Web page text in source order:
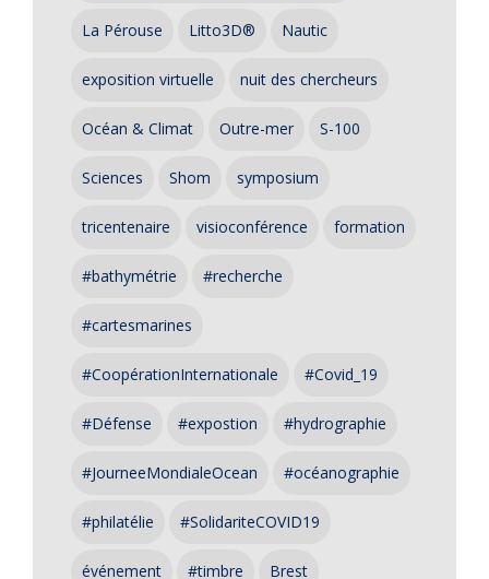
La Pérouse Litto3D® Nautic
exposition virtuelle nuit des chercheurs
Océan & Climat Outre-mer S-100
Sciences Shom symposium
tricentenaire visioconférence formation
#bathymétrie #recherche
#cartesmarines
#CoopérationInternationale #Covid_19
#Défense #expostion #hydrographie
#JourneeMondialeOcean #océanographie
#philatélie #SolidariteCOVID19
événement #timbre Brest